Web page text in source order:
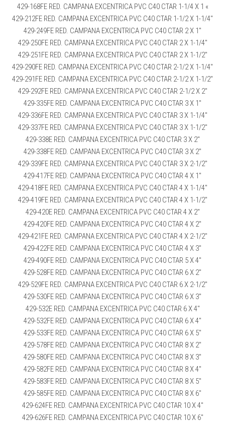
429-168FE RED. CAMPANA EXCENTRICA PVC C40 CTAR 1-1/4 X 1 «
429-212FE RED. CAMPANA EXCENTRICA PVC C40 CTAR 1-1/2 X 1-1/4″
429-249FE RED. CAMPANA EXCENTRICA PVC C40 CTAR 2 X 1″
429-250FE RED. CAMPANA EXCENTRICA PVC C40 CTAR 2 X 1-1/4″
429-251FE RED. CAMPANA EXCENTRICA PVC C40 CTAR 2 X 1-1/2″
429-290FE RED. CAMPANA EXCENTRICA PVC C40 CTAR 2-1/2 X 1-1/4″
429-291FE RED. CAMPANA EXCENTRICA PVC C40 CTAR 2-1/2 X 1-1/2″
429-292FE RED. CAMPANA EXCENTRICA PVC C40 CTAR 2-1/2 X 2″
429-335FE RED. CAMPANA EXCENTRICA PVC C40 CTAR 3 X 1″
429-336FE RED. CAMPANA EXCENTRICA PVC C40 CTAR 3 X 1-1/4″
429-337FE RED. CAMPANA EXCENTRICA PVC C40 CTAR 3 X 1-1/2″
429-338E RED. CAMPANA EXCENTRICA PVC C40 CTAR 3 X 2″
429-338FE RED. CAMPANA EXCENTRICA PVC C40 CTAR 3 X 2″
429-339FE RED. CAMPANA EXCENTRICA PVC C40 CTAR 3 X 2-1/2″
429-417FE RED. CAMPANA EXCENTRICA PVC C40 CTAR 4 X 1″
429-418FE RED. CAMPANA EXCENTRICA PVC C40 CTAR 4 X 1-1/4″
429-419FE RED. CAMPANA EXCENTRICA PVC C40 CTAR 4 X 1-1/2″
429-420E RED. CAMPANA EXCENTRICA PVC C40 CTAR 4 X 2″
429-420FE RED. CAMPANA EXCENTRICA PVC C40 CTAR 4 X 2″
429-421FE RED. CAMPANA EXCENTRICA PVC C40 CTAR 4 X 2-1/2″
429-422FE RED. CAMPANA EXCENTRICA PVC C40 CTAR 4 X 3″
429-490FE RED. CAMPANA EXCENTRICA PVC C40 CTAR 5 X 4″
429-528FE RED. CAMPANA EXCENTRICA PVC C40 CTAR 6 X 2″
429-529FE RED. CAMPANA EXCENTRICA PVC C40 CTAR 6 X 2-1/2″
429-530FE RED. CAMPANA EXCENTRICA PVC C40 CTAR 6 X 3″
429-532E RED. CAMPANA EXCENTRICA PVC C40 CTAR 6 X 4″
429-532FE RED. CAMPANA EXCENTRICA PVC C40 CTAR 6 X 4″
429-533FE RED. CAMPANA EXCENTRICA PVC C40 CTAR 6 X 5″
429-578FE RED. CAMPANA EXCENTRICA PVC C40 CTAR 8 X 2″
429-580FE RED. CAMPANA EXCENTRICA PVC C40 CTAR 8 X 3″
429-582FE RED. CAMPANA EXCENTRICA PVC C40 CTAR 8 X 4″
429-583FE RED. CAMPANA EXCENTRICA PVC C40 CTAR 8 X 5″
429-585FE RED. CAMPANA EXCENTRICA PVC C40 CTAR 8 X 6″
429-624FE RED. CAMPANA EXCENTRICA PVC C40 CTAR 10 X 4″
429-626FE RED. CAMPANA EXCENTRICA PVC C40 CTAR 10 X 6″